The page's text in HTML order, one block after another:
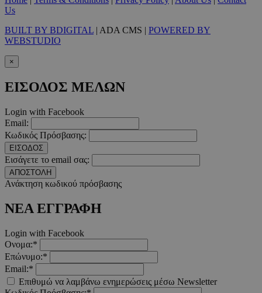
Us
BUILT BY BDIGITAL | ADA CMS | POWERED BY
WEBSTUDIO
×
ΕΙΣΟΔΟΣ ΜΕΛΩΝ
Login with Facebook
Email:
Κωδικός Πρόσβασης:
ΕΙΣΟΔΟΣ
Εισάγετε το email σας:
ΑΠΟΣΤΟΛΗ
Ανάκτηση κωδικού πρόσβασης
ΝΕΑ ΕΓΓΡΑΦΗ
Login with Facebook
Ονομα:*
Επώνυμο:*
Email:*
Επιθυμώ να λαμβάνω ενημερώσεις μέσω Newsletter